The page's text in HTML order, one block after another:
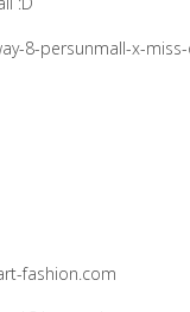
8-persunmall-x-
fashion.com